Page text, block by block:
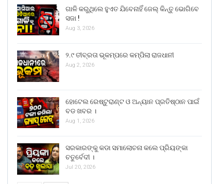
ଗାଳି କରୁଥିଲେ ହୁଏତ ଯିବେନାହିଁ ଜେଲ୍ କିନ୍ତୁ ଭୋଗିବେ
ସଜା !
Aug 3, 2026
୨.୯ ତୀବ୍ରତା ଭୂକମ୍ପରେ କମ୍ପିଲା ରାଜଧାନୀ
Aug 2, 2026
ହୋଟେଲ ରେଷ୍ଟୁରାଣ୍ଟ ଓ ଅନ୍ୟାନ ପ୍ରତିଷ୍ଠାନ ପାଇଁ
ବଡ ଖବର ।
Aug 1, 2026
ସରକାରଙ୍କୁ କଡା ସମାଲୋଚନା କଲେ ପ୍ରିୟଙ୍କା
ଚତୁର୍ବେଦୀ ।
Jul 20, 2026